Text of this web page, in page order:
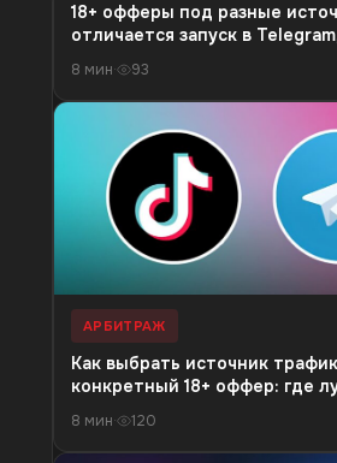
18+ офферы под разные
отличается запуск в
8 мин· 93
АРБИТРАЖ
Как выбрать источник
конкретный 18+ оффер: где
сети
8 мин· 120